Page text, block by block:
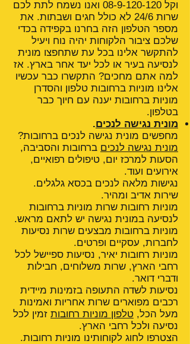
וקל 08-9-120-120 ואנו נשמח לתת לכם
שרות 24/6 לא כולל חגים ושבתות. את
מספר הטלפון הזה בחרנו בקפידה בכדי
שלכם ציבור הלקוחות יהיה נוח ויעיל
להתקשר אלינו בכל עת שתחפצו מונית
לנסיעה בעיר או לכל יעד אחר בארץ. אז
למה אתם מחכים? התקשרו כבר עכשיו
אלינו מוניות ברחובות טלפון והסדרן
מוניות ברחובות יענה עם חיוך כבר
בטלפון.
מונית נגישה לנכים.
מחפשים מונית נגישה לנכים ברחובות?
מונית נגישה לנכים ברחובות והסביבה,
הסעות למרכז יום, טיפולים רפואיים,
אירועים ועוד.
נגישות מלאה לנכים בכסא גלגלים.
שירות אדיב ומהיר.
מוניות רחובות שרות מוניות ברחובות
לנסיעה במונית נגישה יש לתאם מראש.
מוניות ברחובות מבצעים שרות נסיעות
לחברות, עסקיים ופרטים.
מוניות רחובות יאיר, נסיעות ספיישל לכל
רחבי הארץ, שרות משלוחים, חבילות
ודברי דואר.
נסיעות לשדה התעופה בזמינות מיידית
רכבים מפוארים שרות אחריות ואמינות
מעל הכל, טלפון מוניות רחובות זמין לכל
נסיעה ולכל רחבי הארץ.
הצטרפו לחוג לקוחותינו מוניות רחובות.